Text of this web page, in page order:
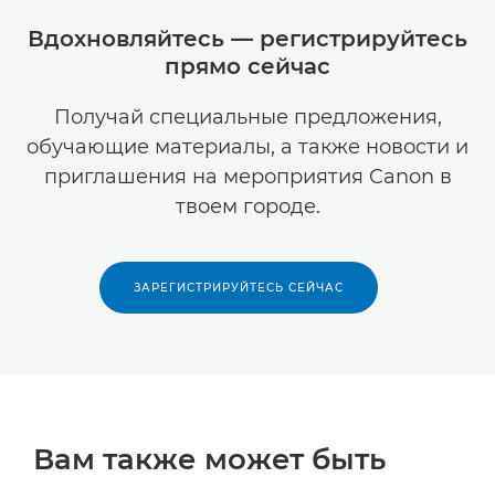
Вдохновляйтесь — регистрируйтесь
прямо сейчас
Получай специальные предложения,
обучающие материалы, а также новости и
приглашения на мероприятия Canon в
твоем городе.
ЗАРЕГИСТРИРУЙТЕСЬ СЕЙЧАС
Вам также может быть